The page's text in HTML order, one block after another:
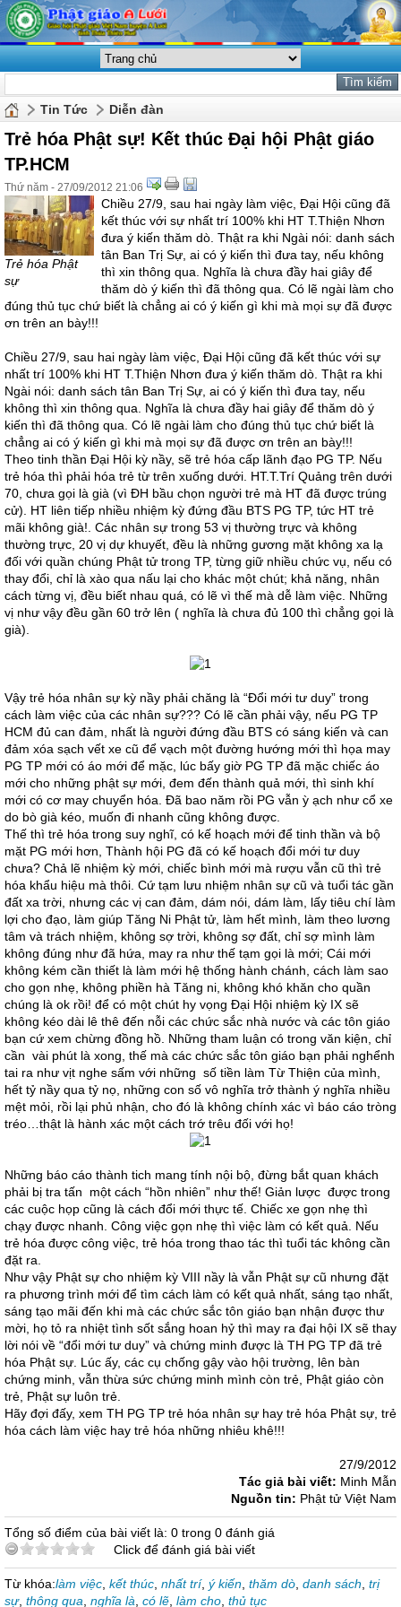
Tin Tức Diễn đàn
Trẻ hóa Phật sự! Kết thúc Đại hội Phật giáo
TP.HCM
Thứ năm - 27/09/2012 21:06
Trẻ hóa Phật
sự
Chiều 27/9, sau hai ngày làm việc, Đại Hội cũng đã
kết thúc với sự nhất trí 100% khi HT T.Thiện Nhơn
đưa ý kiến thăm dò. Thật ra khi Ngài nói: danh sách
tân Ban Trị Sự, ai có ý kiến thì đưa tay, nếu không
thì xin thông qua. Nghĩa là chưa đầy hai giây để
thăm dò ý kiến thì đã thông qua. Có lẽ ngài làm cho
đúng thủ tục chứ biết là chẳng ai có ý kiến gì khi mà mọi sự đã được
ơn trên an bày!!!
Chiều 27/9, sau hai ngày làm việc, Đại Hội cũng đã kết thúc với sự
nhất trí 100% khi HT T.Thiện Nhơn đưa ý kiến thăm dò. Thật ra khi
Ngài nói: danh sách tân Ban Trị Sự, ai có ý kiến thì đưa tay, nếu
không thì xin thông qua. Nghĩa là chưa đầy hai giây để thăm dò ý
kiến thì đã thông qua. Có lẽ ngài làm cho đúng thủ tục chứ biết là
chẳng ai có ý kiến gì khi mà mọi sự đã được ơn trên an bày!!!
Theo tinh thần Đại Hội kỳ nầy, sẽ trẻ hóa cấp lãnh đạo PG TP. Nếu
trẻ hóa thì phải hóa trẻ từ trên xuống dưới. HT.T.Trí Quảng trên dưới
70, chưa gọi là già (vì ĐH bầu chọn người trẻ mà HT đã được trúng
cử). HT liên tiếp nhiều nhiệm kỳ đứng đầu BTS PG TP, tức HT trẻ
mãi không già!. Các nhân sự trong 53 vị thường trực và không
thường trực, 20 vị dự khuyết, đều là những gương mặt không xa lạ
đối với quần chúng Phật tử trong TP, từng giữ nhiều chức vụ, nếu có
thay đổi, chỉ là xào qua nấu lại cho khác một chút; khả năng, nhân
cách từng vị, đều biết nhau quá, có lẽ vì thế mà dễ làm việc. Những
vị như vậy đều gần 60 trở lên ( nghĩa là chưa đủ 100 thì chẳng gọi là
già).
Vậy trẻ hóa nhân sự kỳ nầy phải chăng là “Đổi mới tư duy” trong
cách làm việc của các nhân sự??? Có lẽ cần phải vậy, nếu PG TP
HCM đủ can đảm, nhất là người đứng đầu BTS có sáng kiến và can
đảm xóa sạch vết xe cũ để vạch một đường hướng mới thì họa may
PG TP mới có áo mới để mặc, lúc bấy giờ PG TP đã mặc chiếc áo
mới cho những phật sự mới, đem đến thành quả mới, thì sinh khí
mới có cơ may chuyển hóa. Đã bao năm rồi PG vẫn ỳ ạch như cổ xe
do bò già kéo, muốn đi nhanh cũng không được.
Thế thì trẻ hóa trong suy nghĩ, có kế hoạch mới để tinh thần và bộ
mặt PG mới hơn, Thành hội PG đã có kế hoạch đổi mới tư duy
chưa? Chả lẽ nhiệm kỳ mới, chiếc bình mới mà rượu vẫn cũ thì trẻ
hóa khẩu hiệu mà thôi. Cứ tạm lưu nhiệm nhân sự cũ và tuổi tác gần
đất xa trời, nhưng các vị can đảm, dám nói, dám làm, lấy tiêu chí làm
lợi cho đạo, làm giúp Tăng Ni Phật tử, làm hết mình, làm theo lương
tâm và trách nhiệm, không sợ trời, không sợ đất, chỉ sợ mình làm
không đúng như đã hứa, may ra như thế tạm gọi là mới; Cái mới
không kém cần thiết là làm mới hệ thống hành chánh, cách làm sao
cho gọn nhẹ, không phiền hà Tăng ni, không khó khăn cho quần
chúng là ok rồi! để có một chút hy vọng Đại Hội nhiệm kỳ IX sẽ
không kéo dài lê thê đến nỗi các chức sắc nhà nước và các tôn giáo
bạn cứ xem chừng đồng hồ. Những tham luận có trong văn kiện, chỉ
cần vài phút là xong, thế mà các chức sắc tôn giáo bạn phải nghểnh
tai ra như vịt nghe sấm với những số tiền làm Từ Thiện của mình,
hết tỷ nầy qua tỷ nọ, những con số vô nghĩa trở thành ý nghĩa nhiều
mệt mỏi, rồi lại phủ nhận, cho đó là không chính xác vì báo cáo tròng
tréo…thật là hành xác một cách trớ trêu đối với họ!
Những báo cáo thành tich mang tính nội bộ, đừng bắt quan khách
phải bị tra tấn một cách “hồn nhiên” như thế! Giản lược được trong
các cuộc họp cũng là cách đổi mới thực tế. Chiếc xe gọn nhẹ thì
chạy được nhanh. Công việc gọn nhẹ thì việc làm có kết quả. Nếu
trẻ hóa được công việc, trẻ hóa trong thao tác thì tuổi tác không cần
đặt ra.
Như vậy Phật sự cho nhiệm kỳ VIII nầy là vẫn Phật sự cũ nhưng đặt
ra phương trình mới để tìm cách làm có kết quả nhất, sáng tạo nhất,
sáng tạo mãi đến khi mà các chức sắc tôn giáo bạn nhận được thư
mời, họ tỏ ra nhiệt tình sốt sắng hoan hỷ thì may ra đại hội IX sẽ thay
lời nói về “đổi mới tư duy” và chứng minh được là TH PG TP đã trẻ
hóa Phật sự. Lúc ấy, các cụ chống gậy vào hội trường, lên bàn
chứng minh, vẫn thừa sức chứng minh mình còn trẻ, Phật giáo còn
trẻ, Phật sự luôn trẻ.
Hãy đợi đấy, xem TH PG TP trẻ hóa nhân sự hay trẻ hóa Phật sự, trẻ
hóa cách làm việc hay trẻ hóa những nhiêu khê!!!
27/9/2012
Tác giả bài viết: Minh Mẫn
Nguồn tin: Phật tử Việt Nam
Tổng số điểm của bài viết là: 0 trong 0 đánh giá
Click để đánh giá bài viết
Từ khóa:làm việc kết thúc nhất trí, ý kiến thăm dò danh sách trị
sự, thông qua nghĩa là có lẽ làm cho thủ tục